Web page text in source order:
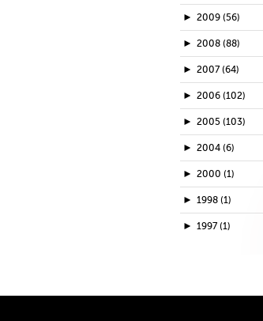
► 2009 (56)
► 2008 (88)
► 2007 (64)
► 2006 (102)
► 2005 (103)
► 2004 (6)
► 2000 (1)
► 1998 (1)
► 1997 (1)